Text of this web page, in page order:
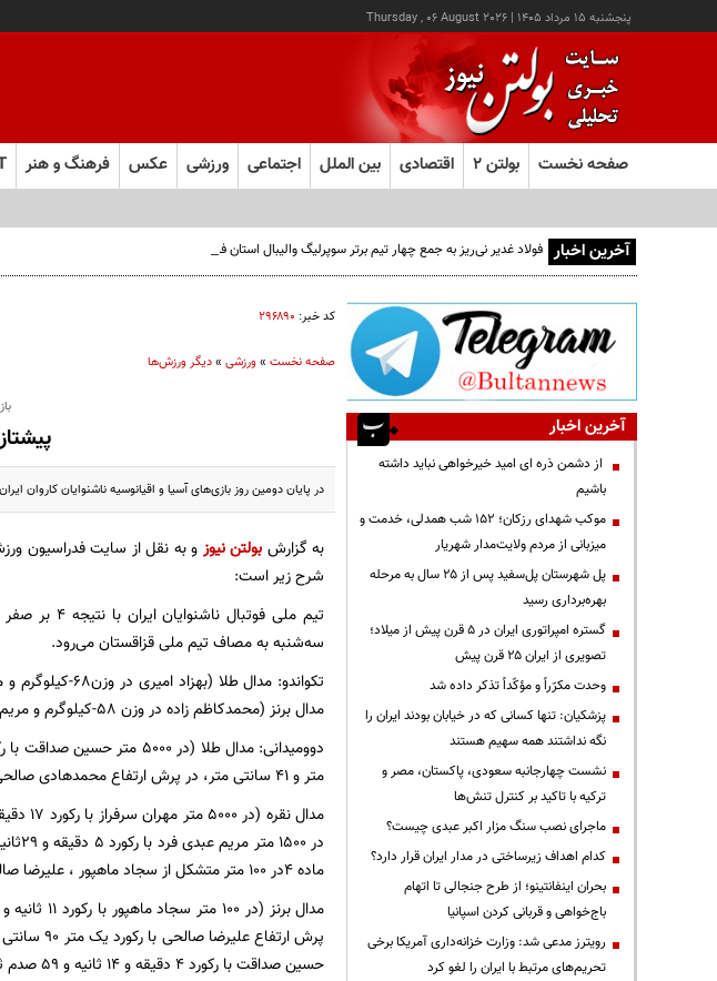
پنجشنبه ۱۵ مرداد ۱۴۰۵ |
Thursday , 06 August 2026
صفحه نخست بولتن ۲ اقتصادی بین الملل اجتماعی ورزشی عکس فرهنگ و هنر
آخرین اخبار فولاد غدیر نی‌ریز به جمع چهار تیم برتر سوپرلیگ والیبال استان فارس صعود کرد
کد خبر: ۲۹۶۸۹۰
صفحه نخست»ورزشی»دیگر ورزش‌ها
پیشتازی
در پایان دومین روز بازی‌های آسیا و اقیانوسیه ناشنوایان کاروان ایران با 5 مدال طلا ، 6 نقره و 7 برنز مجموعا 18 مدال کسب کرده و پیشتاز جدول مدال آوران روز
به گزارش بولتن نیوز و به نقل از سایت فدراسیون
شرح زیر است:
سه‌شنبه به مصاف تیم ملی قزاقستان می‌رود.
تکواندو: مدال طلا (بهزاد امیری در وزن٦٨-کیلوگرم و مرضیه خوش احوال در وزن ٥٧- کیلوگرم) ، مدال نقره (میثم عابدی در ٨
مدال برنز (محمدکاظم زاده در وزن ٥٨-کیلوگرم و مریم خدابنده در ٤٩-کیلوگرم )
متر و 41 سانتی متر، در پرش ارتفاع محمدهادی صالحی با ثبت رکورد 1 متر و 99 سانتی متر)
ماده ٤در 100 متر متشکل از سجاد ماهپور ، علیرضا صالحی ، مسلم شیرزاد و هاشم یادگاری با رکورد 43 ثانیه و 62 صدم ثانیه)
حسین صداقت با رکورد 4 دقیقه و 14 ثانیه و 59 صدم ثانیه)
آخرین اخبار
از دشمن ذره ای امید خیرخواهی نباید داشته
باشیم
موکب شهدای رزکان؛ ۱۵۲ شب همدلی، خدمت و
میزبانی از مردم ولایت‌مدار شهریار
پل شهرستان پل‌سفید پس از ۲۵ سال به مرحله
بهره‌برداری رسید
گستره امپراتوری ایران در ۵ قرن پیش از میلاد؛
تصویری از ایران ۲۵ قرن پیش
وحدت مکرّراً و مؤکّداً تذکر داده شد
پزشکیان: تنها کسانی که در خیابان بودند ایران را
نگه نداشتند همه سهیم هستند
نشست چهارجانبه سعودی، پاکستان، مصر و
ترکیه با تاکید بر کنترل تنش‌ها
ماجرای نصب سنگ مزار اکبر عبدی چیست؟
کدام اهداف زیرساختی در مدار ایران قرار دارد؟
بحران اینفانتینو؛ از طرح جنجالی تا اتهام
باج‌خواهی و قربانی کردن اسپانیا
رویترز مدعی شد: وزارت خزانه‌داری آمریکا برخی
تحریم‌های مرتبط با ایران را لغو کرد